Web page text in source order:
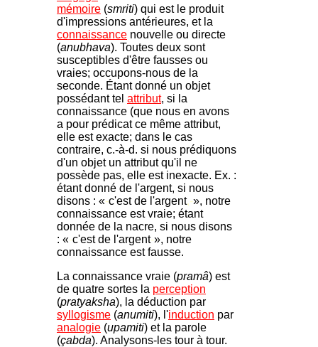
mémoire (smriti) qui est le produit
d'impressions antérieures, et la
connaissance nouvelle ou directe
(anubhava). Toutes deux sont
susceptibles d'être fausses ou
vraies; occupons-nous de la
seconde. Étant donné un objet
possédant tel attribut, si la
connaissance (que nous en avons
a pour prédicat ce même attribut,
elle est exacte; dans le cas
contraire, c.-à-d. si nous prédiquons
d'un objet un attribut qu'il ne
possède pas, elle est inexacte. Ex. :
étant donné de l'argent, si nous
disons : «-c'est de l'argent,-», notre
connaissance est vraie; étant
donnée de la nacre, si nous disons
: «-c'est de l'argent-», notre
connaissance est fausse.
La connaissance vraie (pramâ) est
de quatre sortes la perception
(pratyaksha), la déduction par
syllogisme (anumiti), l'induction par
analogie (upamiti) et la parole
(çabda). Analysons-les tour à tour.